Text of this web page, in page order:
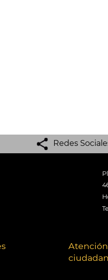
Redes
Atención